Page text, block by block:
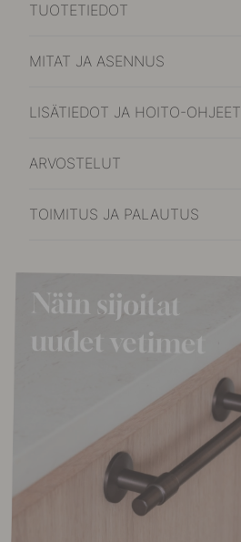
TUOTETIEDOT
MITAT JA ASENNUS
LISÄTIEDOT JA HOITO-OHJEET
ARVOSTELUT
TOIMITUS JA PALAUTUS